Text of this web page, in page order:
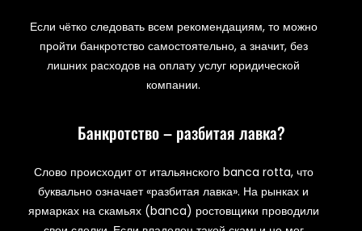
Если чётко следовать всем рекомендациям, то можно
пройти банкротство самостоятельно, а значит, без
лишних расходов на оплату услуг юридической
компании.
Банкротство – разбитая лавка?
Слово происходит от итальянского banca rotta, что
буквально означает «разбитая лавка». На рынках и
ярмарках на скамьях (banca) ростовщики проводили